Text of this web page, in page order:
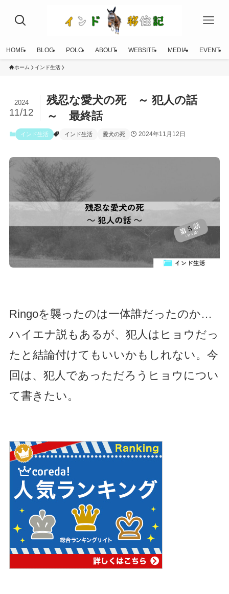
HOME BLOG POLO ABOUT WEBSITE MEDIA EVENT
ホーム インド生活
残忍な愛犬の死 ～ 犯人の話
～ 最終話
2024
11/12
インド生活 インド生活 愛犬の死 2024年11月12日
Ringoを襲ったのは一体誰だったのか…
ハイエナ説もあるが、犯人はヒョウだっ
たと結論付けてもいいかもしれない。今
回は、犯人であっただろうヒョウについ
て書きたい。